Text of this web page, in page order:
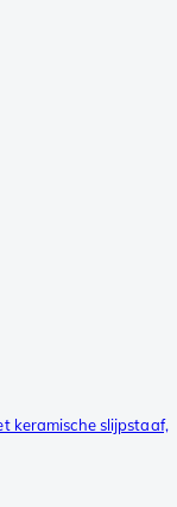
keramische slijpstaaf,